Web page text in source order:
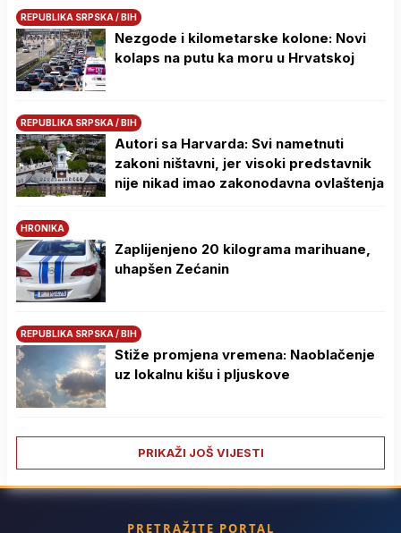
REPUBLIKA SRPSKA / BIH
Nezgode i kilometarske kolone: Novi
kolaps na putu ka moru u Hrvatskoj
REPUBLIKA SRPSKA / BIH
Autori sa Harvarda: Svi nametnuti
zakoni ništavni, jer visoki predstavnik
nije nikad imao zakonodavna ovlaštenja
HRONIKA
Zaplijenjeno 20 kilograma marihuane,
uhapšen Zećanin
REPUBLIKA SRPSKA / BIH
Stiže promjena vremena: Naoblačenje
uz lokalnu kišu i pljuskove
PRIKAŽI JOŠ VIJESTI
PRETRAŽITE PORTAL